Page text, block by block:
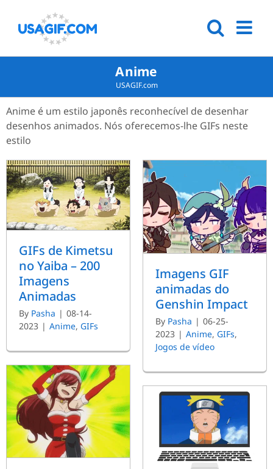
Anime
USAGIF.com
Anime é um estilo japonês reconhecível de desenhar
desenhos animados. Nós oferecemos-lhe GIFs neste
estilo
GIFs de Kimetsu
no Yaiba – 200
Imagens
Animadas
By Pasha | 08-14-
2023 | Anime, GIFs
Imagens GIF
animadas do
Genshin Impact
By Pasha | 06-25-
2023 | Anime, GIFs,
Jogos de vídeo